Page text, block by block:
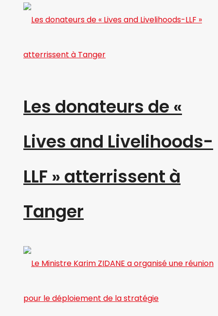
Les donateurs de «
Lives and Livelihoods-
LLF » atterrissent à
Tanger